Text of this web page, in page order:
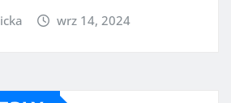
wrz 14, 2024